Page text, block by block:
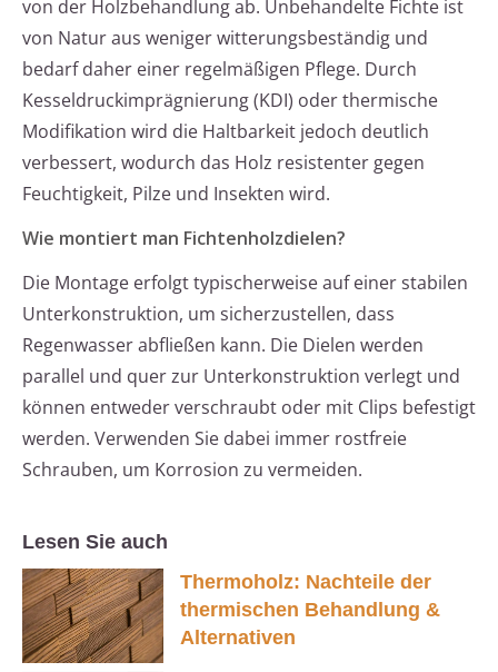
von der Holzbehandlung ab. Unbehandelte Fichte ist
von Natur aus weniger witterungsbeständig und
bedarf daher einer regelmäßigen Pflege. Durch
Kesseldruckimprägnierung (KDI) oder thermische
Modifikation wird die Haltbarkeit jedoch deutlich
verbessert, wodurch das Holz resistenter gegen
Feuchtigkeit, Pilze und Insekten wird.
Wie montiert man Fichtenholzdielen?
Die Montage erfolgt typischerweise auf einer stabilen
Unterkonstruktion, um sicherzustellen, dass
Regenwasser abfließen kann. Die Dielen werden
parallel und quer zur Unterkonstruktion verlegt und
können entweder verschraubt oder mit Clips befestigt
werden. Verwenden Sie dabei immer rostfreie
Schrauben, um Korrosion zu vermeiden.
Lesen Sie auch
Thermoholz: Nachteile der
thermischen Behandlung &
Alternativen